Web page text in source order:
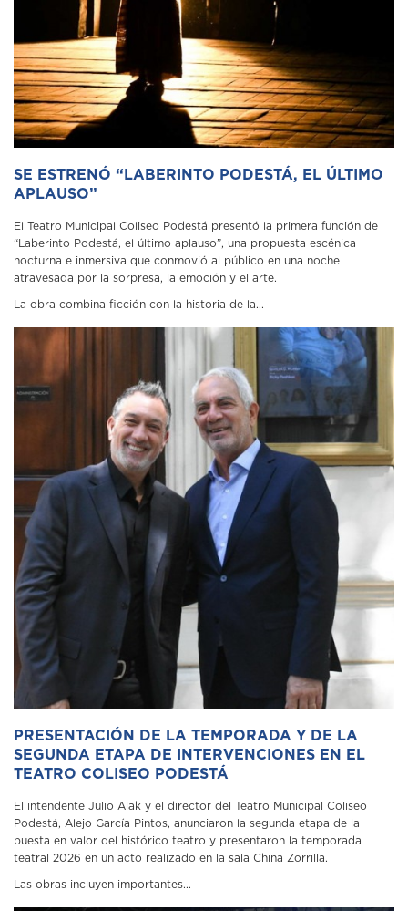
SE ESTRENÓ “LABERINTO PODESTÁ, EL ÚLTIMO
APLAUSO”
El Teatro Municipal Coliseo Podestá presentó la primera función de
“Laberinto Podestá, el último aplauso”, una propuesta escénica
nocturna e inmersiva que conmovió al público en una noche
atravesada por la sorpresa, la emoción y el arte.
La obra combina ficción con la historia de la...
PRESENTACIÓN DE LA TEMPORADA Y DE LA
SEGUNDA ETAPA DE INTERVENCIONES EN EL
TEATRO COLISEO PODESTÁ
El intendente Julio Alak y el director del Teatro Municipal Coliseo
Podestá, Alejo García Pintos, anunciaron la segunda etapa de la
puesta en valor del histórico teatro y presentaron la temporada
teatral 2026 en un acto realizado en la sala China Zorrilla.
Las obras incluyen importantes...